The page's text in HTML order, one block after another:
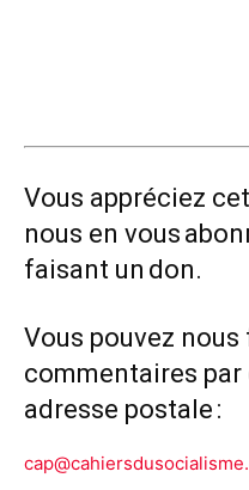
Vous appréciez
nous en vous
faisant un don.
Vous pouvez
commentaires
adresse postale :